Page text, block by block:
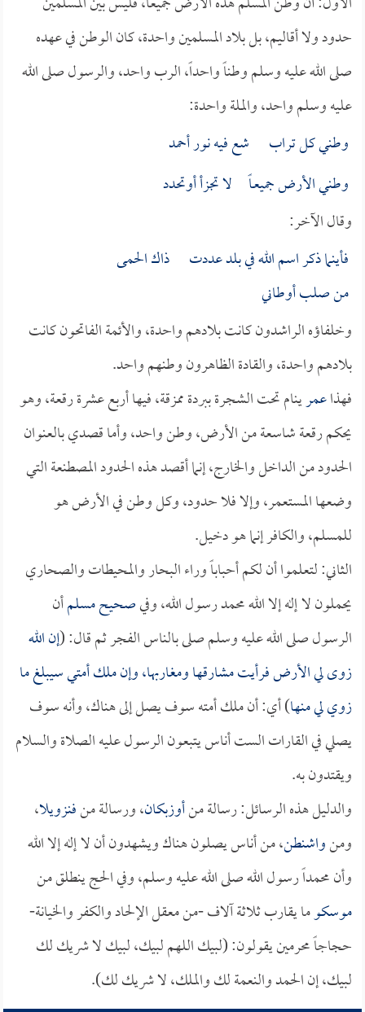
حدود ولا أقاليم، بل بلاد المسلمين واحدة، كان الوطن في عهده
صلى الله عليه وسلم وطناً واحداً، الرب واحد، والرسول صلى الله
عليه وسلم واحد، والملة واحدة:
وطني كل تراب شع فيه نور أحمد
وطني الأرض جميعـاً لا تجزأ أوتحدد
وقال الآخر:
فأينما ذكر اسم الله في بلد عددت ذاك الحمى
من صلب أوطاني
وخلفاؤه الراشدون كانت بلادهم واحدة، والأئمة الفاتحون كانت
بلادهم واحدة، والقادة الظاهرون وطنهم واحد.
فهذاعمرينام تحت الشجرة ببردة ممزقة، فيها أربع عشرة رقعة، وهو
يحكم رقعة شاسعة من الأرض، وطن واحد، وأما قصدي بالعنوان
الحدود من الداخل والخارج، إنما أقصد هذه الحدود المصطنعة التي
وضعها المستعمر، وإلا فلا حدود، وكل وطن في الأرض هو
للمسلم، والكافر إنما هو دخيل.
الثاني: لتعلموا أن لكم أحباباً وراء البحار والمحيطات والصحاري
يحملون لا إله إلا الله محمد رسول الله، وفيصحيح مسلمأن
الرسول صلى الله عليه وسلم صلى بالناس الفجر ثم قال: (إن الله
زوى لي الأرض فرأيت مشارقها ومغاربها، وإن ملك أمتي سيبلغ ما
زوي لي منها) أي: أن ملك أمته سوف يصل إلى هناك، وأنه سوف
يصلي في القارات الست أناس يتبعون الرسول عليه الصلاة والسلام
ويقتدون به.
والدليل هذه الرسائل: رسالة منأوزبكان، ورسالة منفنزويلا،
ومنواشنطن، من أناس يصلون هناك ويشهدون أن لا إله إلا الله
وأن محمداً رسول الله صلى الله عليه وسلم، وفي الحج ينطلق من
موسكوما يقارب ثلاثة آلاف -من معقل الإلحاد والكفر والخيانة-
حجاجاً محرمين يقولون: (لبيك اللهم لبيك، لبيك لا شريك لك
لبيك، إن الحمد والنعمة لك والملك، لا شريك لك).